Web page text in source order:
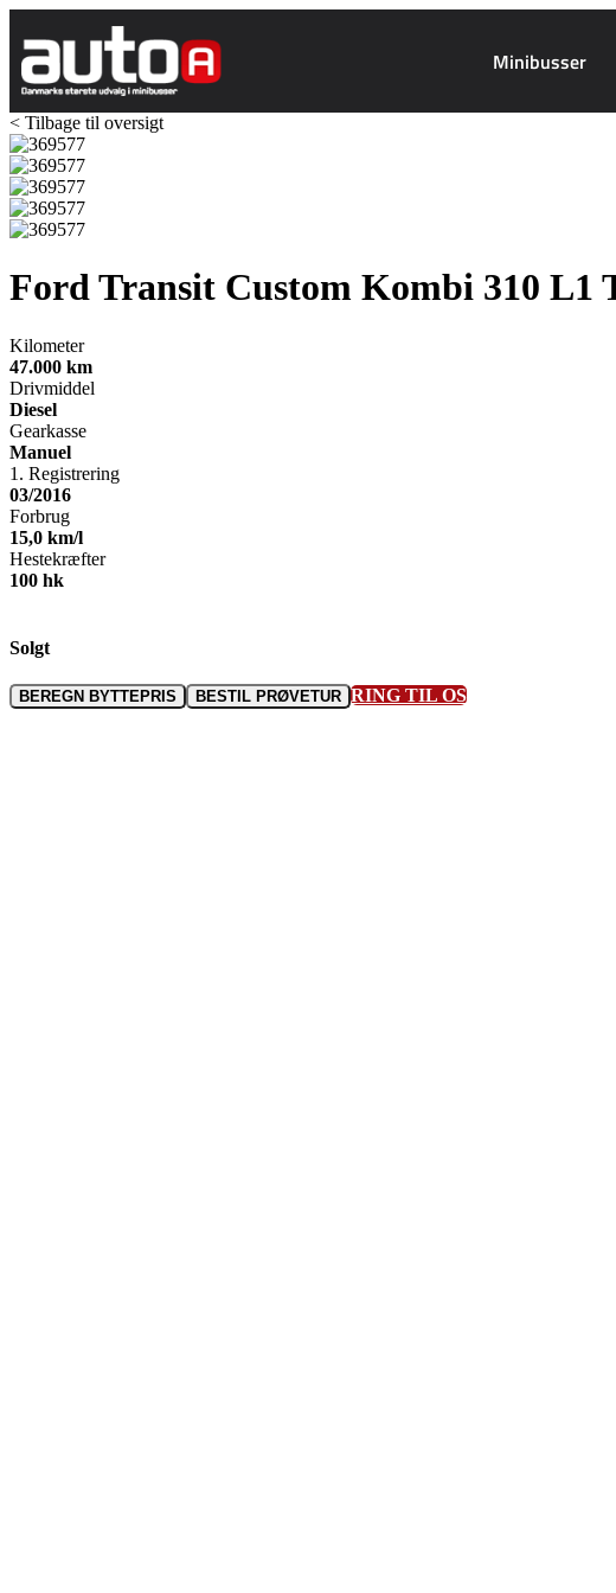
Minibusser
< Tilbage til oversigt
Ford Transit Custom Kombi 310 L1
Kilometer
47.000 km
Drivmiddel
Diesel
Gearkasse
Manuel
1. Registrering
03/2016
Forbrug
15,0 km/l
Hestekræfter
100 hk
Solgt
BEREGN BYTTEPRIS BESTIL PRØVETUR RING TIL OS